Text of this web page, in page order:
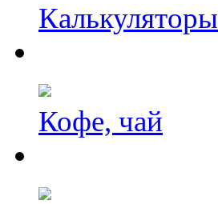
Калькуляторы
Кофе, чай